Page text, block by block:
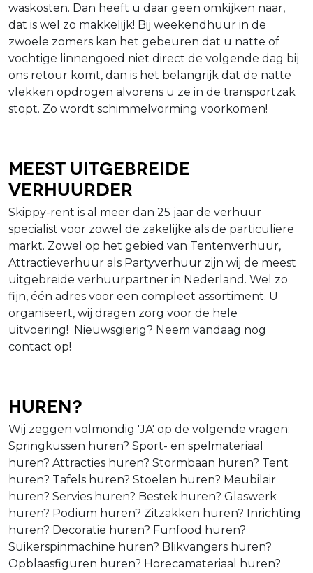
waskosten. Dan heeft u daar geen omkijken naar,
dat is wel zo makkelijk! Bij weekendhuur in de
zwoele zomers kan het gebeuren dat u natte of
vochtige linnengoed niet direct de volgende dag bij
ons retour komt, dan is het belangrijk dat de natte
vlekken opdrogen alvorens u ze in de transportzak
stopt. Zo wordt schimmelvorming voorkomen!
Meest uitgebreide
verhuurder
Skippy-rent is al meer dan 25 jaar de verhuur
specialist voor zowel de zakelijke als de particuliere
markt. Zowel op het gebied van Tentenverhuur,
Attractieverhuur als Partyverhuur zijn wij de meest
uitgebreide verhuurpartner in Nederland. Wel zo
fijn, één adres voor een compleet assortiment. U
organiseert, wij dragen zorg voor de hele
uitvoering! Nieuwsgierig? Neem vandaag nog
contact op!
Huren?
Wij zeggen volmondig 'JA' op de volgende vragen:
Springkussen huren? Sport- en spelmateriaal
huren? Attracties huren? Stormbaan huren? Tent
huren? Tafels huren? Stoelen huren? Meubilair
huren? Servies huren? Bestek huren? Glaswerk
huren? Podium huren? Zitzakken huren? Inrichting
huren? Decoratie huren? Funfood huren?
Suikerspinmachine huren? Blikvangers huren?
Opblaasfiguren huren? Horecamateriaal huren?